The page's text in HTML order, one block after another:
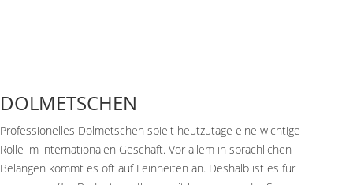
DOLMETSCHEN
Professionelles Dolmetschen spielt heutzutage eine wichtige
Rolle im internationalen Geschäft. Vor allem in sprachlichen
Belangen kommt es oft auf Feinheiten an. Deshalb ist es für